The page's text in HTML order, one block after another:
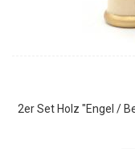
2er Set Holz "Engel /